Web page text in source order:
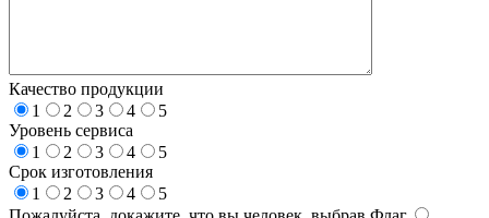
Качество продукции
1
2 3 4
5
Уровень сервиса
1
2 3 4
5
Срок изготовления
1
2 3 4
5